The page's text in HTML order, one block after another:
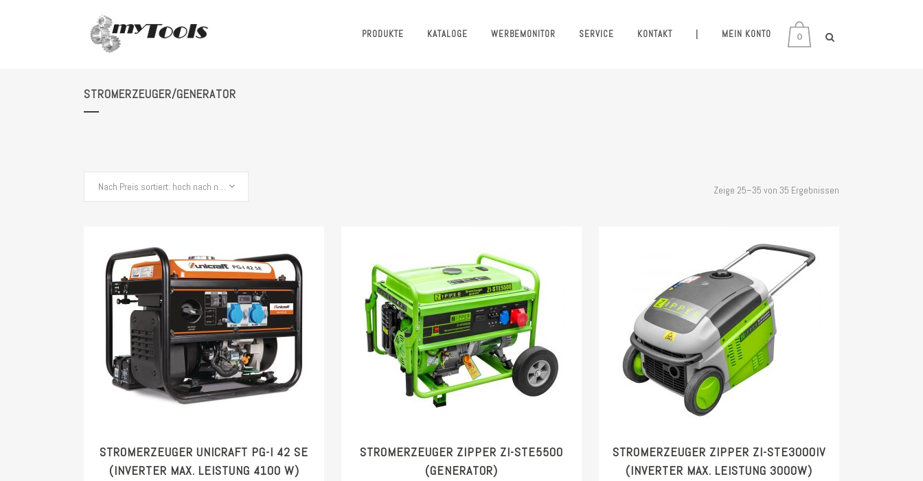
0
PRODUKTE KATALOGE WERBEMONITOR SERVICE KONTAKT MEIN KONTO
STROMERZEUGER/GENERATOR
Zeige 25–35 von 35 Ergebnissen
Nach Preis sortiert: hoch nach niedrig
STROMERZEUGER UNICRAFT PG-I 42 SE
(INVERTER MAX. LEISTUNG 4100 W)
STROMERZEUGER ZIPPER ZI-STE5500
(GENERATOR)
STROMERZEUGER ZIPPER ZI-STE3000IV
(INVERTER MAX. LEISTUNG 3000W)